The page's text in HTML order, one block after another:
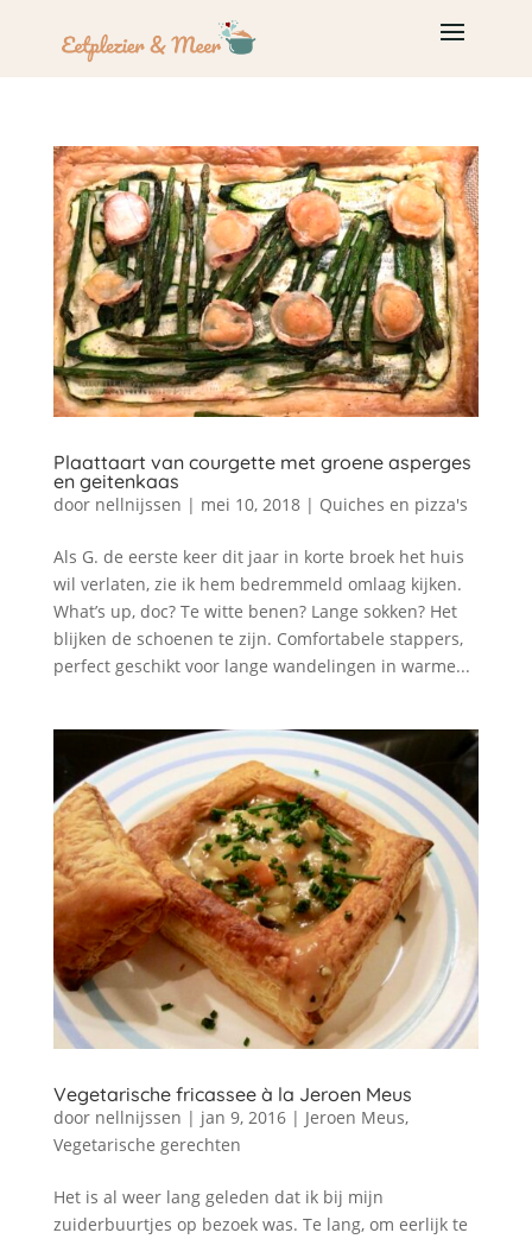
Plaattaart van courgette met groene asperges
en geitenkaas
door nellnijssen | mei 10, 2018| Quiches en pizza's
Als G. de eerste keer dit jaar in korte broek het huis
wil verlaten, zie ik hem bedremmeld omlaag kijken.
What’s up, doc? Te witte benen? Lange sokken? Het
blijken de schoenen te zijn. Comfortabele stappers,
perfect geschikt voor lange wandelingen in warme...
Vegetarische fricassee à la Jeroen Meus
door nellnijssen | jan 9, 2016| Jeroen Meus,
Vegetarische gerechten
Het is al weer lang geleden dat ik bij mijn
zuiderbuurtjes op bezoek was. Te lang, om eerlijk te